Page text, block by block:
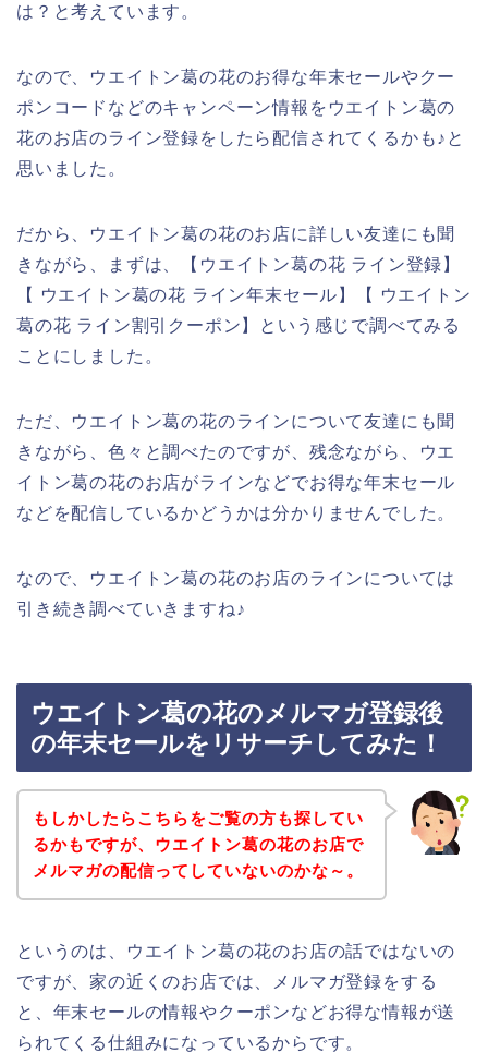
は？と考えています。
なので、ウエイトン葛の花のお得な年末セールやクー
ポンコードなどのキャンペーン情報をウエイトン葛の
花のお店のライン登録をしたら配信されてくるかも♪と
思いました。
だから、ウエイトン葛の花のお店に詳しい友達にも聞
きながら、まずは、【ウエイトン葛の花 ライン登録】
【 ウエイトン葛の花 ライン年末セール】【 ウエイトン
葛の花 ライン割引クーポン】という感じで調べてみる
ことにしました。
ただ、ウエイトン葛の花のラインについて友達にも聞
きながら、色々と調べたのですが、残念ながら、ウエ
イトン葛の花のお店がラインなどでお得な年末セール
などを配信しているかどうかは分かりませんでした。
なので、ウエイトン葛の花のお店のラインについては
引き続き調べていきますね♪
ウエイトン葛の花のメルマガ登録後
の年末セールをリサーチしてみた！
もしかしたらこちらをご覧の方も探してい
るかもですが、ウエイトン葛の花のお店で
メルマガの配信ってしていないのかな～。
というのは、ウエイトン葛の花のお店の話ではないの
ですが、家の近くのお店では、メルマガ登録をする
と、年末セールの情報やクーポンなどお得な情報が送
られてくる仕組みになっているからです。